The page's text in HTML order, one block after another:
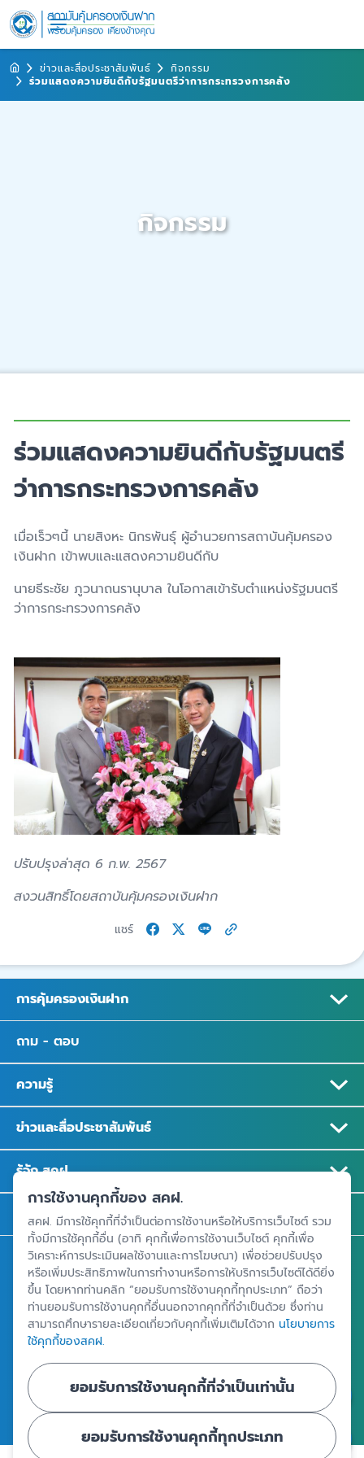
ข่าวและสื่อประชาสัมพันธ์
กิจกรรม
ร่วมแสดงความยินดีกับรัฐมนตรีว่าการกระทรวงการคลัง
กิจกรรม
ร่วมแสดงความยินดีกับรัฐมนตรี
ว่าการกระทรวงการคลัง
เมื่อเร็วๆนี้ นายสิงหะ นิกรพันธุ์ ผู้อำนวยการสถาบันคุ้มครอง
เงินฝาก เข้าพบและแสดงความยินดีกับ
นายธีระชัย ภูวนาถนรานุบาล ในโอกาสเข้ารับตำแหน่งรัฐมนตรี
ว่าการกระทรวงการคลัง
ปรับปรุงล่าสุด 6 ก.พ. 2567
สงวนสิทธิ์โดยสถาบันคุ้มครองเงินฝาก
แชร์
การคุ้มครองเงินฝาก
ถาม - ตอบ
ความรู้
ข่าวและสื่อประชาสัมพันธ์
รู้จัก สคฝ.
ติดต่อ สคฝ.
สถาบันคุ้มครองเงินฝาก
อาคารเอสเจ อินฟินิท วัน บิสซิเนสคอมเพล็กซ์ ชั้น 25 - 27 เลขที่ 349
ถนนวิภาวดีรังสิต แขวงจอมพล เขตจตุจักร กรุงเทพฯ 10900
ศูนย์ข้อมูลคุ้มครองเงินฝาก
การใช้งานคุกกี้ของ สคฝ.
สคฝ. มีการใช้คุกกี้ที่จำเป็นต่อการใช้งานหรือให้บริการเว็บไซต์ รวม
ทั้งมีการใช้คุกกี้อื่น (อาทิ คุกกี้เพื่อการใช้งานเว็บไซต์ คุกกี้เพื่อ
วิเคราะห์การประเมินผลใช้งานและการโฆษณา) เพื่อช่วยปรับปรุง
หรือเพิ่มประสิทธิภาพในการทำงานหรือการให้บริการเว็บไซต์ได้ดียิ่ง
ขึ้น โดยหากท่านคลิก “ยอมรับการใช้งานคุกกี้ทุกประเภท” ถือว่า
ท่านยอมรับการใช้งานคุกกี้อื่นนอกจากคุกกี้ที่จำเป็นด้วย ซึ่งท่าน
สามารถศึกษารายละเอียดเกี่ยวกับคุกกี้เพิ่มเติมได้จาก นโยบายการ
ใช้คุกกี้ของสคฝ.
ยอมรับการใช้งานคุกกี้ที่จำเป็นเท่านั้น
ยอมรับการใช้งานคุกกี้ทุกประเภท